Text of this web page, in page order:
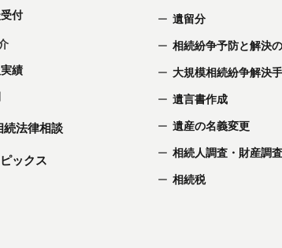
付
績
法律相談
ックス
遺留分
相続紛争予防と解決
大規模相続紛争解決
遺言書作成
遺産の名義変更
相続人調査・財産調査
相続税